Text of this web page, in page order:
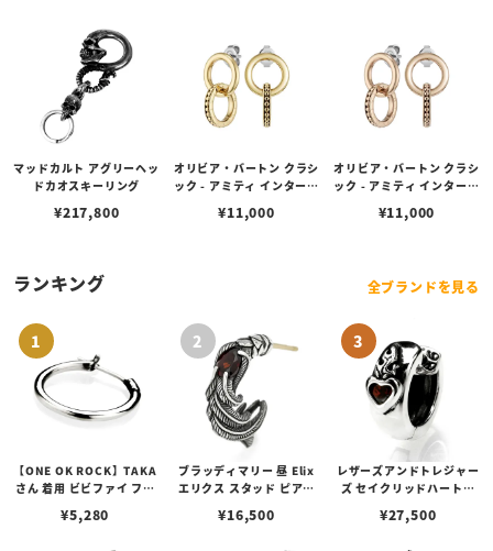
マッドカルト アグリーヘッ
ドカオスキーリング
¥217,800
オリビア・バートン クラシ
ック - アミティ インターロ
¥11,000
オリビア・バートン クラシ
ック - アミティ インターロ
ス
¥11,000
ランキング 全ブランドを見る
【ONE OK ROCK】TAKA
さん 着用 ビビファイ フー
¥5,280
ブラッディマリー 昼 Elix
エリクス スタッド ピアス
¥16,500
レザーズアンドトレジャー
ズ セイクリッドハートピ
¥27,500